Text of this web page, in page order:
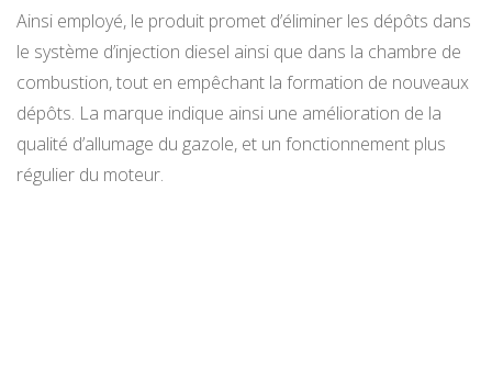
Ainsi employé, le produit promet d’éliminer les dépôts dans
le système d’injection diesel ainsi que dans la chambre de
combustion, tout en empêchant la formation de nouveaux
dépôts. La marque indique ainsi une amélioration de la
qualité d’allumage du gazole, et un fonctionnement plus
régulier du moteur.